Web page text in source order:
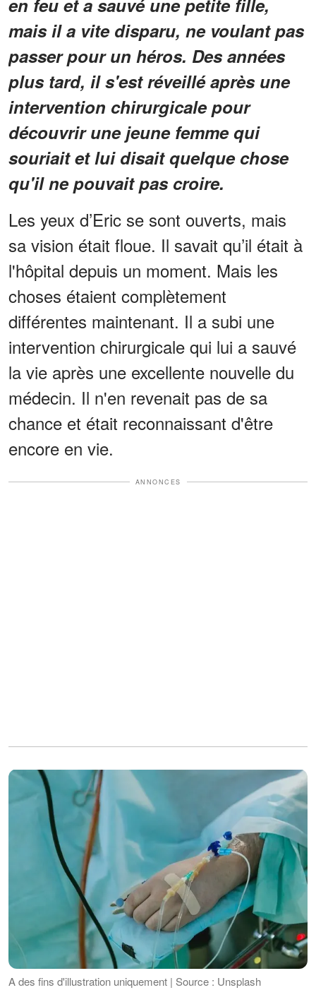
mais il a vite disparu, ne voulant pas
passer pour un héros. Des années
plus tard, il s'est réveillé après une
intervention chirurgicale pour
découvrir une jeune femme qui
souriait et lui disait quelque chose
qu'il ne pouvait pas croire.
Les yeux d’Eric se sont ouverts, mais
sa vision était floue. Il savait qu’il était à
l'hôpital depuis un moment. Mais les
choses étaient complètement
différentes maintenant. Il a subi une
intervention chirurgicale qui lui a sauvé
la vie après une excellente nouvelle du
médecin. Il n'en revenait pas de sa
chance et était reconnaissant d'être
encore en vie.
ANNONCES
A des fins d'illustration uniquement | Source : Unsplash